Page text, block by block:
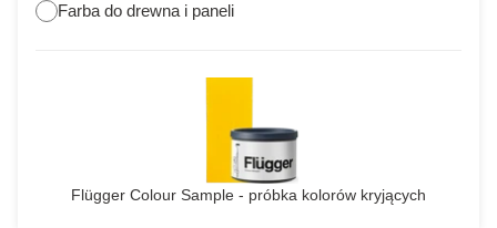
Farba do drewna i paneli
Flügger Colour Sample - próbka kolorów kryjących